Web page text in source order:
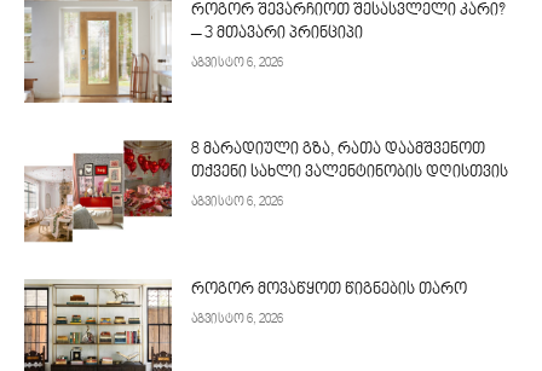
როგორ შევარჩიოთ შესასვლელი კარი?
– 3 მთავარი პრინციპი
აგვისტო 6, 2026
8 მარადიული გზა, რათა დაამშვენოთ
თქვენი სახლი ვალენტინობის დღისთვის
აგვისტო 6, 2026
როგორ მოვაწყოთ წიგნების თარო
აგვისტო 6, 2026